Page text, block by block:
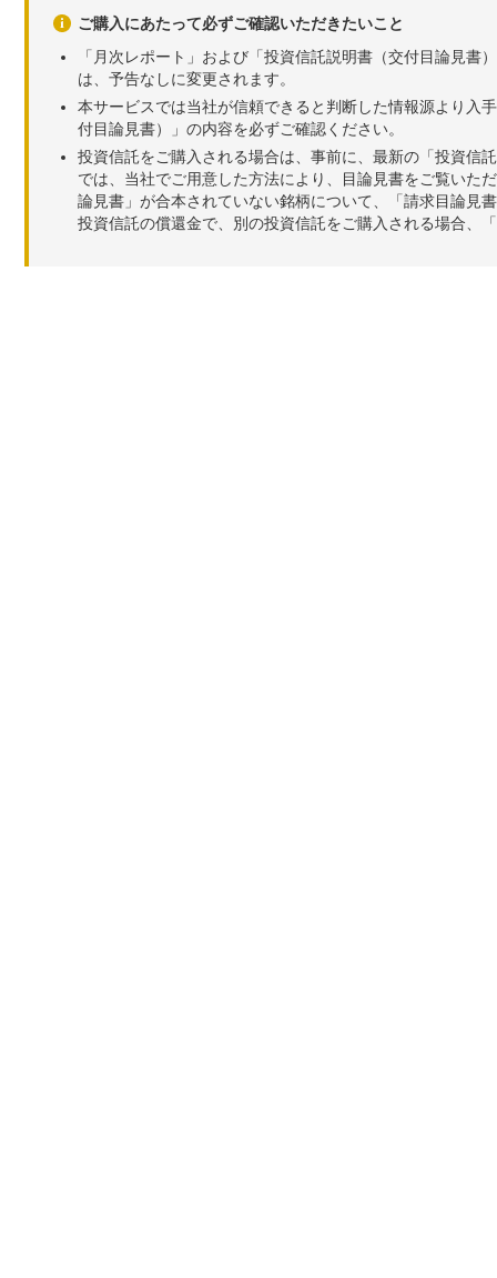
ご購入にあたって必ずご確認いただきたいこと
「月次レポート」および「投資信託説明書（交付目論見
は、予告なしに変更されます。
本サービスでは当社が信頼できると判断した情報源より入
付目論見書）」の内容を必ずご確認ください。
投資信託をご購入される場合は、事前に、最新の「投資信
では、当社でご用意した方法により、目論見書をご覧いた
論見書」が合本されていない銘柄について、「請求目論見
投資信託の償還金で、別の投資信託をご購入される場合、